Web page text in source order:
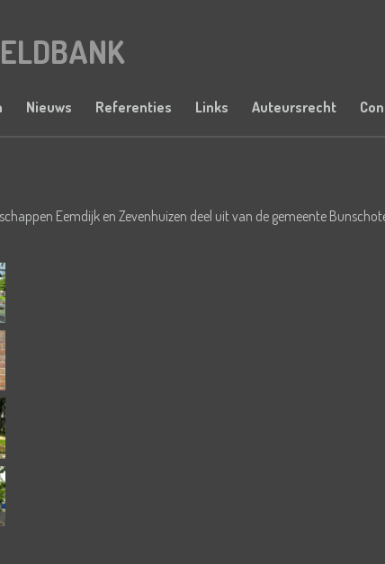
Nieuws Referenties Links Auteursrecht
Eemdijk en Zevenhuizen deel uit van de gemeente